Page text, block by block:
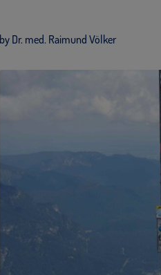
by Dr. med. Raimund Völker